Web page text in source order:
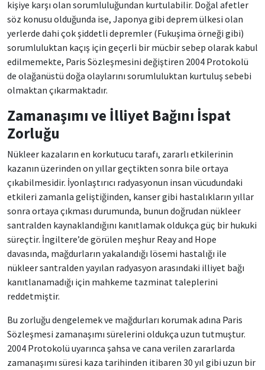
kişiye karşı olan sorumluluğundan kurtulabilir. Doğal afetler
söz konusu olduğunda ise, Japonya gibi deprem ülkesi olan
yerlerde dahi çok şiddetli depremler (Fukuşima örneği gibi)
sorumluluktan kaçış için geçerli bir mücbir sebep olarak kabul
edilmemekte, Paris Sözleşmesini değiştiren 2004 Protokolü
de olağanüstü doğa olaylarını sorumluluktan kurtuluş sebebi
olmaktan çıkarmaktadır.
Zamanaşımı ve İlliyet Bağını İspat
Zorluğu
Nükleer kazaların en korkutucu tarafı, zararlı etkilerinin
kazanın üzerinden on yıllar geçtikten sonra bile ortaya
çıkabilmesidir. İyonlaştırıcı radyasyonun insan vücudundaki
etkileri zamanla geliştiğinden, kanser gibi hastalıkların yıllar
sonra ortaya çıkması durumunda, bunun doğrudan nükleer
santralden kaynaklandığını kanıtlamak oldukça güç bir hukuki
süreçtir. İngiltere’de görülen meşhur Reay and Hope
davasında, mağdurların yakalandığı lösemi hastalığı ile
nükleer santralden yayılan radyasyon arasındaki illiyet bağı
kanıtlanamadığı için mahkeme tazminat taleplerini
reddetmiştir.
Bu zorluğu dengelemek ve mağdurları korumak adına Paris
Sözleşmesi zamanaşımı sürelerini oldukça uzun tutmuştur.
2004 Protokolü uyarınca şahsa ve cana verilen zararlarda
zamanaşımı süresi kaza tarihinden itibaren 30 yıl gibi uzun bir